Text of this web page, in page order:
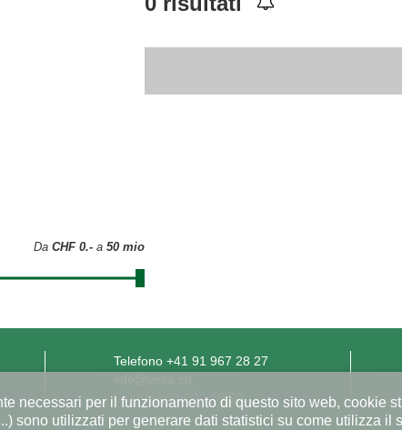
Da CHF 0.- a 50 mio
Telefono +41 91 967 28 27
Lu - Ve | 09.00 - 18.00
necessari per il funzionamento di questo sito web, cookie
sono utilizzati per generare dati statistici su come utilizza